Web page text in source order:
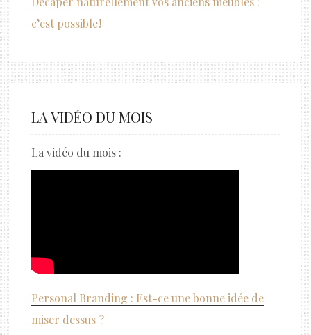
c’est possible !
LA VIDÉO DU MOIS
La vidéo du mois :
Personal Branding : Est-ce une bonne idée de
miser dessus ?